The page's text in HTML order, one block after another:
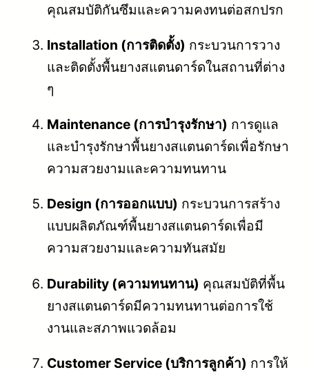
คุณสมบัติกันซึมและความคงทนต่อสกปรก
Installation (การติดตั้ง) กระบวนการวาง
และติดตั้งพื้นยางสแตนดาร์ดในสถานที่ต่าง
ๆ
Maintenance (การบำรุงรักษา) การดูแล
และบำรุงรักษาพื้นยางสแตนดาร์ดเพื่อรักษา
ความสวยงามและความทนทาน
Design (การออกแบบ) กระบวนการสร้าง
แบบผลิตภัณฑ์พื้นยางสแตนดาร์ดเพื่อมี
ความสวยงามและความทันสมัย
Durability (ความทนทาน) คุณสมบัติที่พื้น
ยางสแตนดาร์ดมีความทนทานต่อการใช้
งานและสภาพแวดล้อม
Customer Service (บริการลูกค้า) การให้